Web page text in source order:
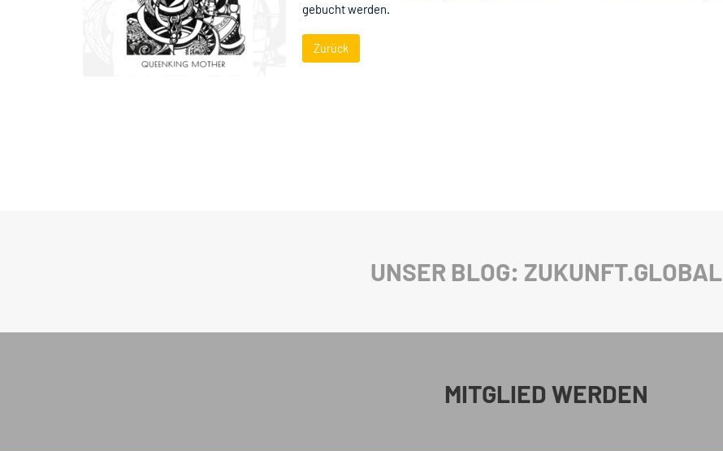
gebucht werden.
Zurück
UNSER BLOG: ZUKUNFT.GLOBAL
MITGLIED WERDEN